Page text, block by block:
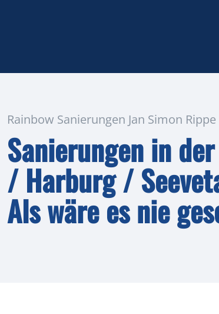
Rainbow Sanierungen Jan Simon Rippe
Sanierungen in
/ Harburg /
Als wäre es nie